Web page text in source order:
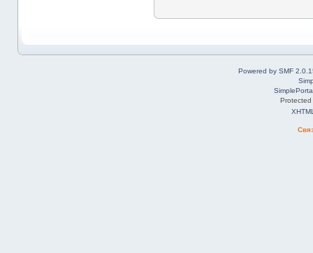
Powered by SMF